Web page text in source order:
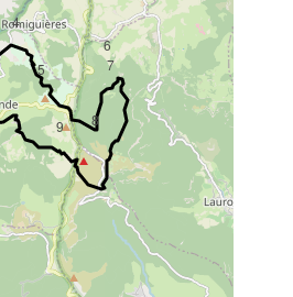
4
5
6
7
8
9